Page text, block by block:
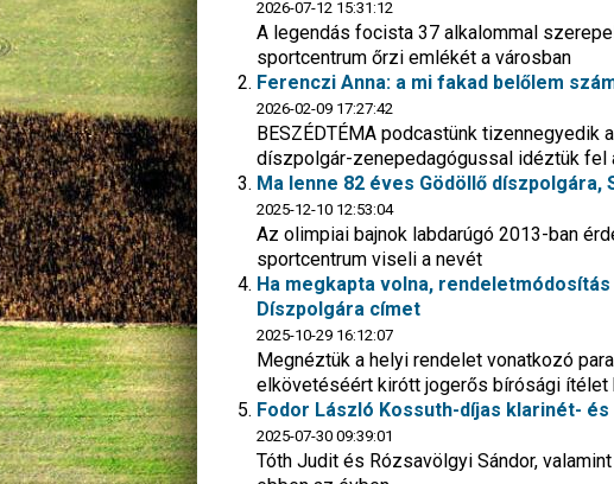
2026-07-12 15:31:12
A legendás focista 37 alkalommal
sportcentrum őrzi emlékét a városban
Ferenczi Anna: a mi fakad belőlem
2026-02-09 17:27:42
BESZÉDTÉMA podcastünk tizennegyedik
díszpolgár-zenepedagógussal idéztük fel
Ma lenne 82 éves Gödöllő díszpolgára,
2025-12-10 12:53:04
Az olimpiai bajnok labdarúgó 2013-ban
sportcentrum viseli a nevét
Ha megkapta volna,
Díszpolgára címet
2025-10-29 16:12:07
Megnéztük a helyi rendelet vonatkozó
elkövetéséért kirótt jogerős bírósági ítélet
Fodor László Kossuth-díjas klarinét-
2025-07-30 09:39:01
Tóth Judit és Rózsavölgyi Sándor,